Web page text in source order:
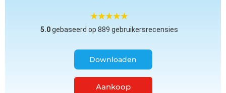
5.0gebaseerd op 889 gebruikersrecensies
Downloaden
Aankoop